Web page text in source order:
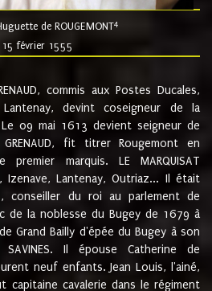
de ROUGEMONT4
15 février 1555
commis aux Postes Ducales,
devint coseigneur de la
09 mai 1613 devient seigneur de
fit titrer Rougemont en
marquis. LE MARQUISAT
Izenave, Lantenay, Outriaz... Il était
conseiller du roi au parlement de
de la noblesse du Bugey de 1679 à
Grand Bailly d'épée du Bugey à son
Il épouse Catherine de
neuf enfants. Jean Louis, l'ainé,
capitaine cavalerie dans le régiment